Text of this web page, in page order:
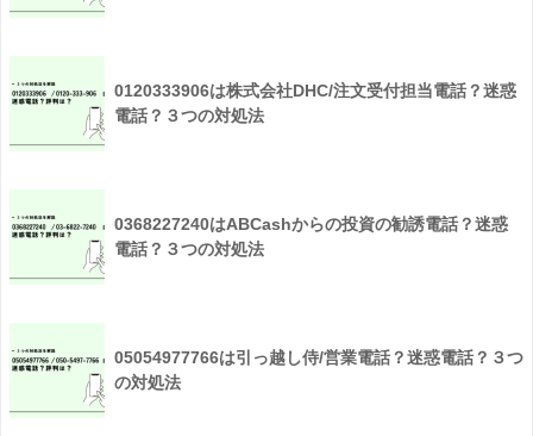
0120333906は株式会社DHC/注文受付担当電話？迷惑
電話？３つの対処法
0368227240はABCashからの投資の勧誘電話？迷惑
電話？３つの対処法
05054977766は引っ越し侍/営業電話？迷惑電話？３つ
の対処法